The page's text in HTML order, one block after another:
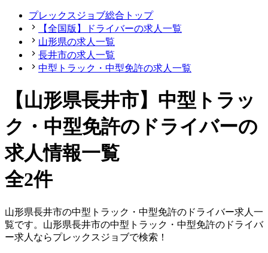
プレックスジョブ総合トップ
【全国版】ドライバーの求人一覧
山形県の求人一覧
長井市の求人一覧
中型トラック・中型免許の求人一覧
【山形県長井市】中型トラッ
ク・中型免許のドライバーの
求人情報一覧
全2件
山形県長井市の中型トラック・中型免許の ドライバー求人一
覧です。 山形県長井市の中型トラック・中型免許の ドライバ
ー求人ならプレックスジョブで検索！